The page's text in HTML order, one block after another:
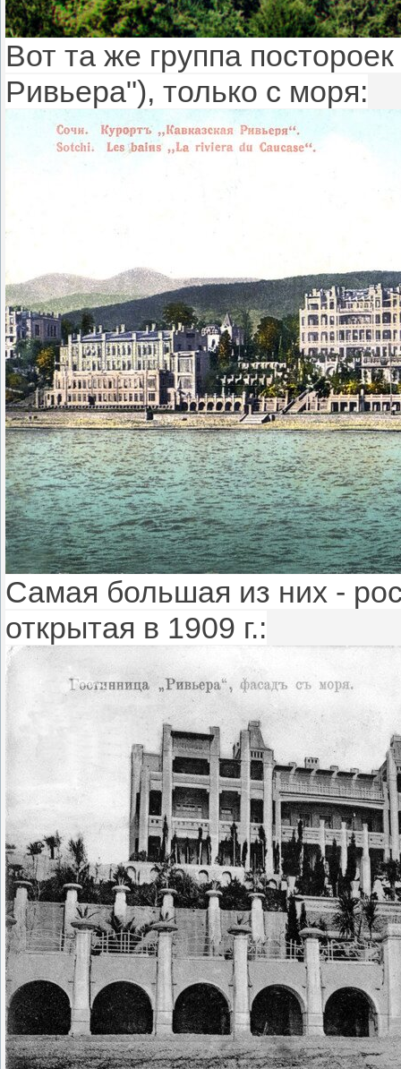
Вот та же группа
Ривьера"), только с моря:
Самая большая из них -
открытая в 1909 г.: